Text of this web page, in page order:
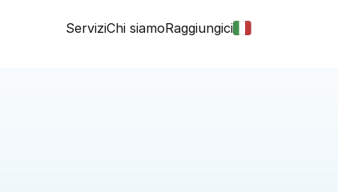
ServiziChi siamoRaggiungici